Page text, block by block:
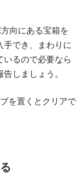
向にある宝箱を
手でき、まわりに
いるので必要なら
しましょう。
を置くとクリアで